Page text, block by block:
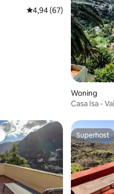
Gemiddelde beoordeling
4,94 (67)
Woning
Casa Isa -
Superhost
Superhost